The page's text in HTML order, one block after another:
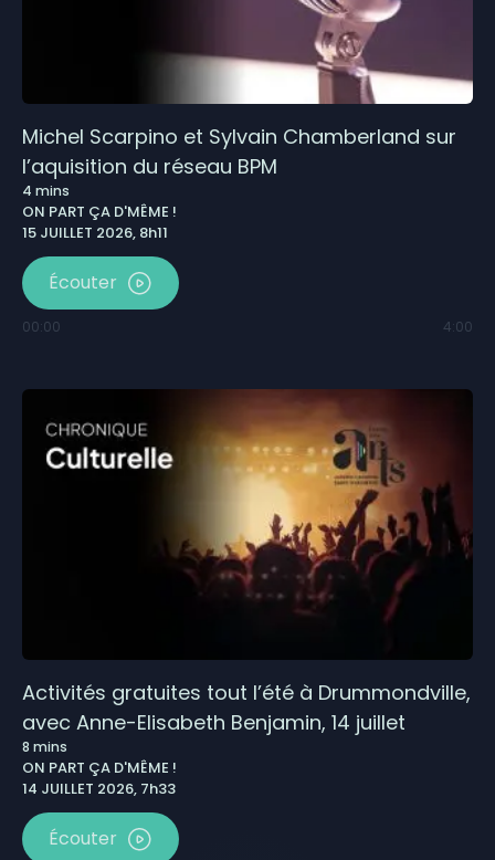
Michel Scarpino et Sylvain Chamberland sur
l’aquisition du réseau BPM
4 mins
ON PART ÇA D'MÊME !
15 JUILLET 2026, 8h11
Écouter
00:00 4:00
Activités gratuites tout l’été à Drummondville,
avec Anne-Elisabeth Benjamin, 14 juillet
8 mins
ON PART ÇA D'MÊME !
14 JUILLET 2026, 7h33
Écouter